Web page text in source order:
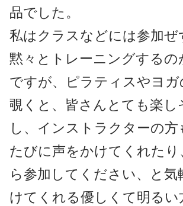
品でした。
私はクラスなどには参加ぜ
黙々とトレーニングするの
ですが、ピラティスやヨガ
覗くと、皆さんとても楽し
し、インストラクターの方
たびに声をかけてくれたり
ら参加してください、と気
けてくれる優しくて明るい